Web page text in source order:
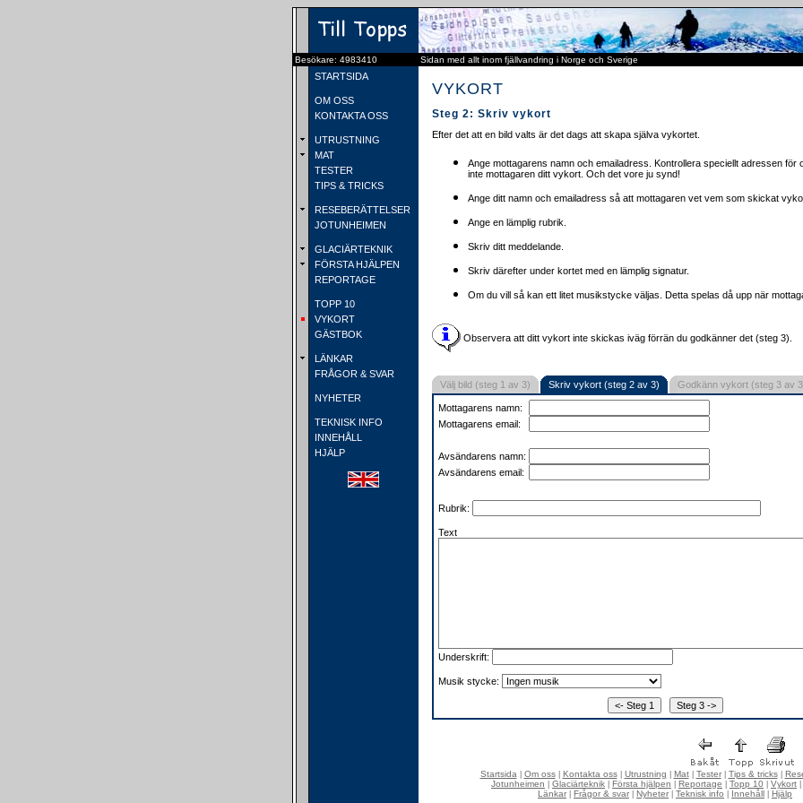
Besökare: 4983410 Sidan med allt inom fjällvandring i Norge och Sverige
STARTSIDA
OM OSS
KONTAKTA OSS
UTRUSTNING
MAT
TESTER
TIPS & TRICKS
RESEBERÄTTELSER
JOTUNHEIMEN
GLACIÄRTEKNIK
FÖRSTA HJÄLPEN
REPORTAGE
TOPP 10
VYKORT
GÄSTBOK
LÄNKAR
FRÅGOR & SVAR
NYHETER
TEKNISK INFO
INNEHÅLL
HJÄLP
VYKORT
Steg 2: Skriv vykort
Efter det att en bild valts är det dags att skapa själva vykortet.
Ange mottagarens namn och emailadress. Kontrollera speciellt adressen för
inte mottagaren ditt vykort. Och det vore ju synd!
Ange ditt namn och emailadress så att mottagaren vet vem som skickat
Ange en lämplig rubrik.
Skriv ditt meddelande.
Skriv därefter under kortet med en lämplig signatur.
Om du vill så kan ett litet musikstycke väljas. Detta spelas då upp när
Observera att ditt vykort inte skickas iväg förrän du godkänner det (steg 3).
Välj bild (steg 1 av 3) Skriv vykort (steg 2 av 3) Godkänn vykort (steg 3 av
Mottagarens namn:
Mottagarens email:
Avsändarens namn:
Avsändarens email:
Rubrik:
Text
Underskrift:
Musik stycke:
Startsida| Om oss| Kontakta oss| Utrustning Mat| Tester| Tips & tricks|
Jotunheimen
Glaciärteknik Första hjälpen Reportage Topp 10 Vykort
Länkar
Frågor & svar Nyheter Teknisk info Innehåll Hjälp